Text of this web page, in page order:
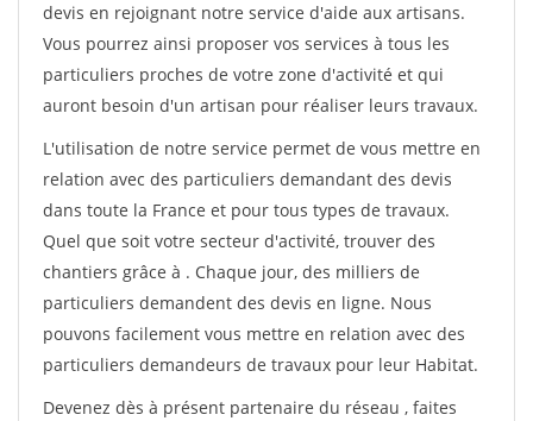
devis en rejoignant notre service d'aide aux artisans.
Vous pourrez ainsi proposer vos services à tous les
particuliers proches de votre zone d'activité et qui
auront besoin d'un artisan pour réaliser leurs travaux.
L'utilisation de notre service permet de vous mettre en
relation avec des particuliers demandant des devis
dans toute la France et pour tous types de travaux.
Quel que soit votre secteur d'activité, trouver des
chantiers grâce à . Chaque jour, des milliers de
particuliers demandent des devis en ligne. Nous
pouvons facilement vous mettre en relation avec des
particuliers demandeurs de travaux pour leur Habitat.
Devenez dès à présent partenaire du réseau , faites